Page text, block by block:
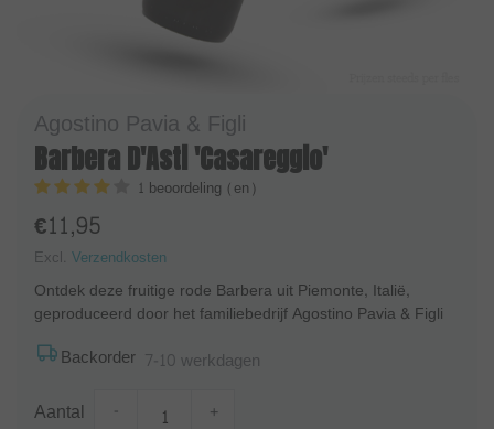
Agostino Pavia & Figli
Barbera D'Asti 'Casareggio'
1 beoordeling (en)
€11,95
Excl. Verzendkosten
Ontdek deze fruitige rode Barbera uit Piemonte, Italië,
geproduceerd door het familiebedrijf Agostino Pavia & Figli
Backorder 7-10 werkdagen
Aantal +